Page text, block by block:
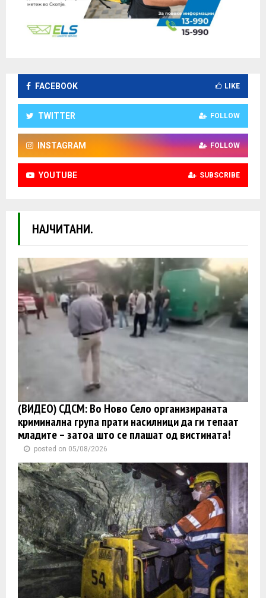
FACEBOOK LIKE
TWITTER FOLLOW
INSTAGRAM FOLLOW
YOUTUBE SUBSCRIBE
НАЈЧИТАНИ.
(ВИДЕО) СДСМ: Во Ново Село организираната
криминална група прати насилници да ги тепаат
младите – затоа што се плашат од вистината!
posted on 05/08/2026